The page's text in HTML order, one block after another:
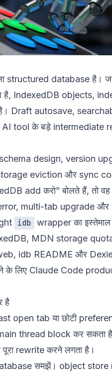
structured database है।
है, IndexedDB objects,
Draft autosave,
tool के बड़े intermediate
schema design, version
eviction और sync
add करो” बोलते हैं, तो
multi-tab upgrade
idb
wrapper का
, MDN storage
, idb README और
के लिए Claude Code
है
open tab या छोटी
thread block कर सकता
rewrite करने लगता है।
समझें। object store